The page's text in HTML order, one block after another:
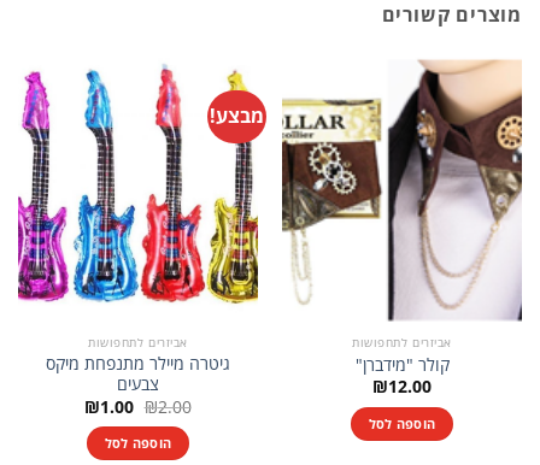
מוצרים קשורים
אביזרים לתחפושות
קולר "מידברן"
₪12.00
הוספה לסל
מבצע!
אביזרים לתחפושות
גיטרה מיילר מתנפחת מיקס
צבעים
₪2.00 המחיר
המקורי
היה:
₪2.00.
₪1.00 המחיר
הנוכחי
הוספה לסל